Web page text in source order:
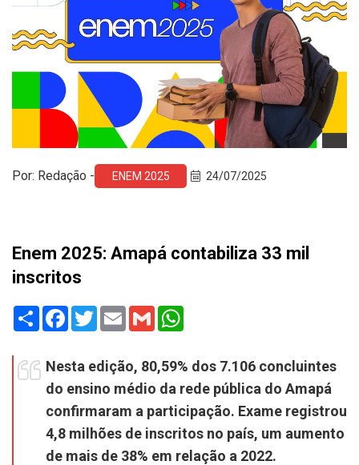
Por: Redação - ENEM 2025 24/07/2025
Enem 2025: Amapá contabiliza 33 mil
inscritos
Share Facebook
TwitterEmail Gmail
Nesta edição, 80,59% dos 7.106 concluintes
do ensino médio da rede pública do Amapá
confirmaram a participação. Exame registrou
4,8 milhões de inscritos no país, um aumento
de mais de 38% em relação a 2022.